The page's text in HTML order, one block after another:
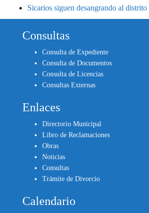
Sicarios siguen desangrando al
Consultas
Consulta de Expediente
Consulta de Documentos
Consulta de Licencias
Consultas Externas
Enlaces
Directorio Municipal
Libro de Reclamaciones
Obras
Noticias
Consultas
Trámite de Divorcio
Calendario